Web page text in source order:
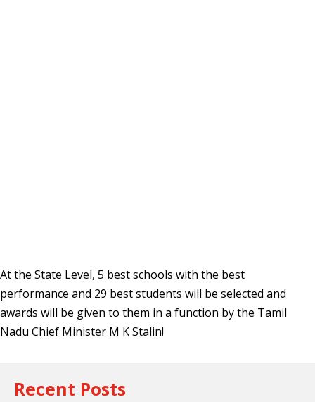
At the State Level, 5 best schools with the best
performance and 29 best students will be selected and
awards will be given to them in a function by the Tamil
Nadu Chief Minister M K Stalin!
Recent Posts